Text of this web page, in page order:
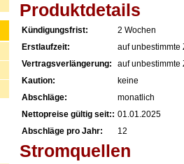
Produktdetails
Kündigungsfrist:
2 Wochen
Erstlaufzeit:
auf unbestimmte
Vertragsverlängerung:
auf unbestimmte
Kaution:
keine
Abschläge:
monatlich
Nettopreise gültig seit:: 01.01.2025
Abschläge pro Jahr:
12
Stromquellen